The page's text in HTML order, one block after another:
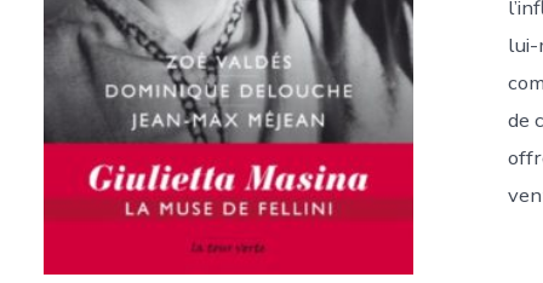
lui-
de